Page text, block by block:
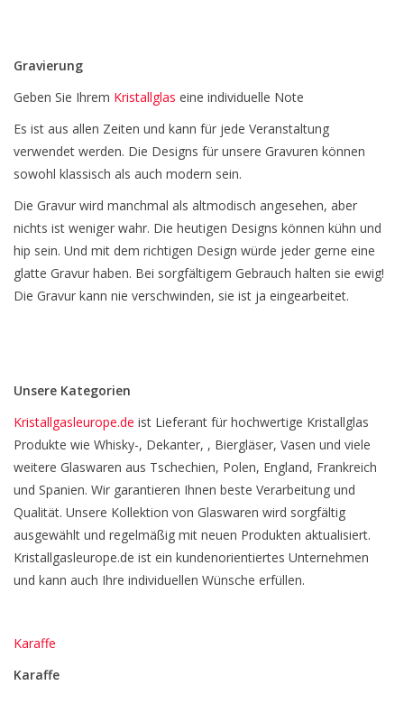
Gravierung
Geben Sie Ihrem Kristallglas eine individuelle Note
Es ist aus allen Zeiten und kann für jede Veranstaltung
verwendet werden. Die Designs für unsere Gravuren können
sowohl klassisch als auch modern sein.
Die Gravur wird manchmal als altmodisch angesehen, aber
nichts ist weniger wahr. Die heutigen Designs können kühn und
hip sein. Und mit dem richtigen Design würde jeder gerne eine
glatte Gravur haben. Bei sorgfältigem Gebrauch halten sie ewig!
Die Gravur kann nie verschwinden, sie ist ja eingearbeitet.
Unsere Kategorien
Kristallgasleurope.de ist Lieferant für hochwertige Kristallglas
Produkte wie Whisky-, Dekanter, , Biergläser, Vasen und viele
weitere Glaswaren aus Tschechien, Polen, England, Frankreich
und Spanien. Wir garantieren Ihnen beste Verarbeitung und
Qualität. Unsere Kollektion von Glaswaren wird sorgfältig
ausgewählt und regelmäßig mit neuen Produkten aktualisiert.
Kristallgasleurope.de ist ein kundenorientiertes Unternehmen
und kann auch Ihre individuellen Wünsche erfüllen.
Karaffe
Karaffe